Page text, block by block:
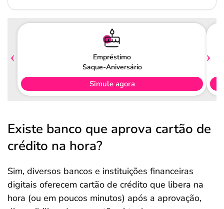
Empréstimo
Saque-Aniversário
Simule agora
Existe banco que aprova cartão de
crédito na hora?
Sim, diversos bancos e instituições financeiras
digitais oferecem cartão de crédito que libera na
hora (ou em poucos minutos) após a aprovação,